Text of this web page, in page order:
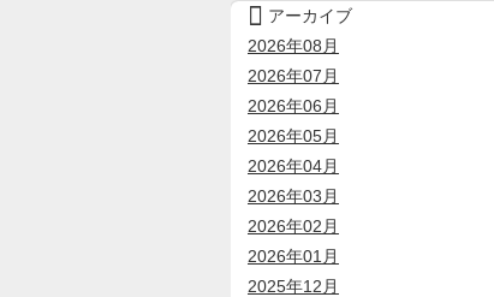
 アーカイブ
2026年08月
2026年07月
2026年06月
2026年05月
2026年04月
2026年03月
2026年02月
2026年01月
2025年12月